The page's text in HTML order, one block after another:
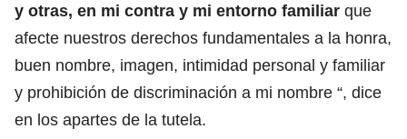
y otras, en mi contra y mi entorno familiar que
afecte nuestros derechos fundamentales a la honra,
buen nombre, imagen, intimidad personal y familiar
y prohibición de discriminación a mi nombre “, dice
en los apartes de la tutela.